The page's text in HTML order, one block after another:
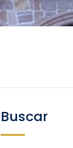
Buscar